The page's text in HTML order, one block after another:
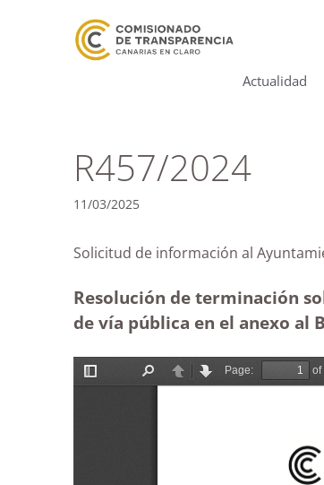
Actualidad
R457/2024
11/03/2025
Solicitud de información al
Resolución de terminación
de vía pública en el anexo al